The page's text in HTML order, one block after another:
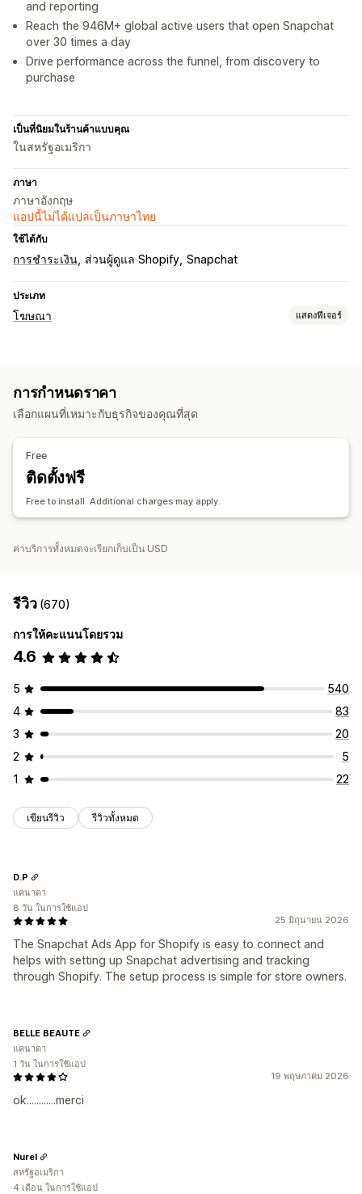
and reporting
Reach the 946M+ global active users that open Snapchat
over 30 times a day
Drive performance across the funnel, from discovery to
purchase
เป็นที่นิยมในร้านค้าแบบคุณ
ในสหรัฐอเมริกา
ภาษา
ภาษาอังกฤษ
แอปนี้ไม่ได้แปลเป็นภาษาไทย
ใช้ได้กับ
การชำระเงิน ส่วนผู้ดูแล Shopify Snapchat
ประเภท
โฆษณา แสดงฟีเจอร์
การจัดการแคมเปญ
การวิเคราะห์ประสิทธิภาพ
การติดตามประสิทธิภาพ
เมตริกการมีส่วนร่วม การติดตามคอนเวอร์ชัน
การกำหนดราคา
เลือกแผนที่เหมาะกับธุรกิจของคุณที่สุด
Free
ติดตั้งฟรี
Free to install. Additional charges may apply.
ค่าบริการทั้งหมดจะเรียกเก็บเป็น USD
รีวิว (670)
การให้คะแนนโดยรวม
4.6
5
540
4
83
3
20
2
5
1
22
เขียนรีวิว รีวิวทั้งหมด
25 มิถุนายน 2026
The Snapchat Ads App for Shopify is easy to connect and
helps with setting up Snapchat advertising and tracking
through Shopify. The setup process is simple for store owners.
D.P
แคนาดา
8 วัน ในการใช้แอป
19 พฤษภาคม 2026
ok............merci
BELLE BEAUTE
แคนาดา
1 วัน ในการใช้แอป
Nurel
สหรัฐอเมริกา
4 เดือน ในการใช้แอป